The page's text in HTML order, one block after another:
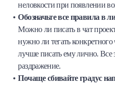
неловкости при появлении
Обозначьте все правила в
Можно ли писать в чат
нужно ли тегать
лучше писать ему лично.
раздражение.
Почаще сбивайте градус